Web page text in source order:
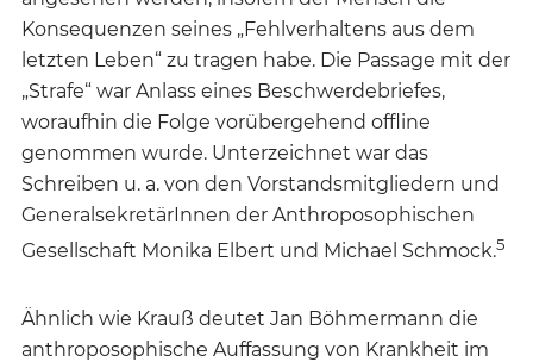
Konsequenzen seines „Fehlverhaltens aus dem
letzten Leben“ zu tragen habe. Die Passage mit der
„Strafe“ war Anlass eines Beschwerdebriefes,
woraufhin die Folge vorübergehend offline
genommen wurde. Unterzeichnet war das
Schreiben u. a. von den Vorstandsmitgliedern und
GeneralsekretärInnen der Anthroposophischen
Gesellschaft Monika Elbert und Michael Schmock.5
Ähnlich wie Krauß deutet Jan Böhmermann die
anthroposophische Auffassung von Krankheit im